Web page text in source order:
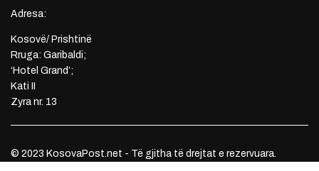
Adresa:
Kosovë/ Prishtinë
Rruga: Garibaldi;
‘Hotel Grand’;
Kati II
Zyra nr. 13
© 2023 KosovaPost.net - Të gjitha të drejtat e rezervuara.